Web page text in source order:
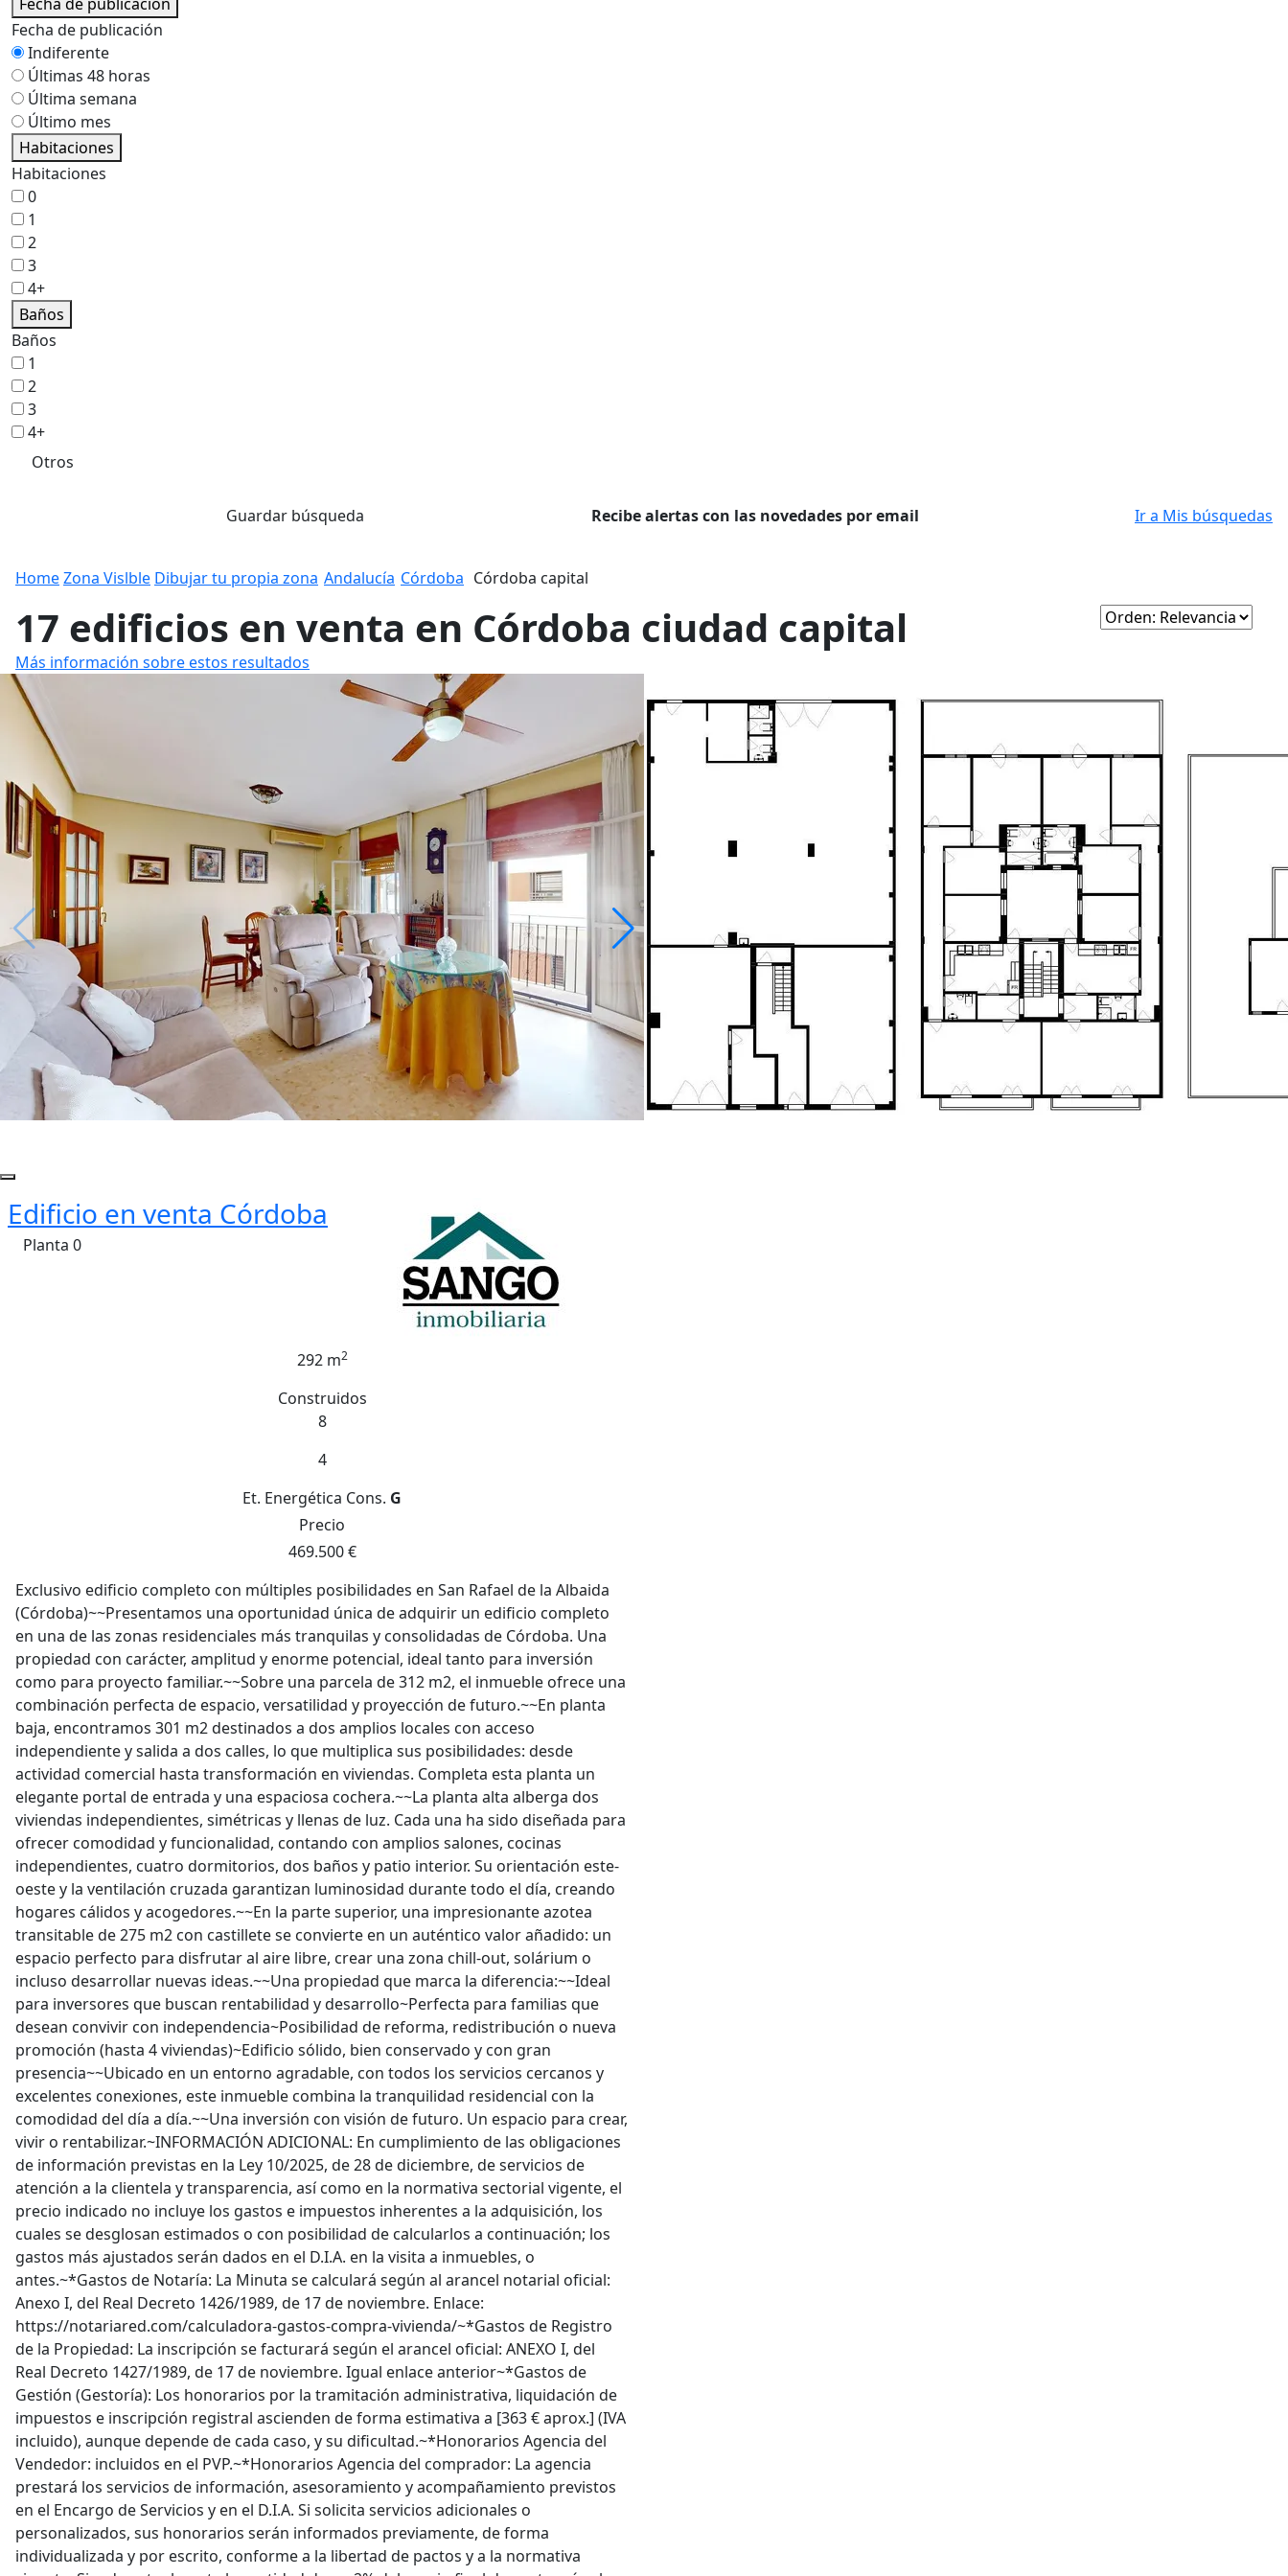
Fecha de publicación
Indiferente
Últimas 48 horas
Última semana
Último mes
Habitaciones
Habitaciones
0
1
2
3
4+
Baños
Baños
1
2
3
4+
Otros
Guardar búsqueda Recibe alertas con las novedades por email Ir a Mis búsquedas
HomeZona Vislble Dibujar tu propia zona Andalucía Córdoba Córdoba capital
17 edificios en venta en Córdoba ciudad capital
Más información sobre estos resultados
Edificio en venta Córdoba
Planta 0
292 m2
Construidos
8
4
Et. Energética Cons. G
Precio
469.500 €
Exclusivo edificio completo con múltiples posibilidades en San Rafael de la Albaida
(Córdoba)~~Presentamos una oportunidad única de adquirir un edificio completo
en una de las zonas residenciales más tranquilas y consolidadas de Córdoba. Una
propiedad con carácter, amplitud y enorme potencial, ideal tanto para inversión
como para proyecto familiar.~~Sobre una parcela de 312 m2, el inmueble ofrece una
combinación perfecta de espacio, versatilidad y proyección de futuro.~~En planta
baja, encontramos 301 m2 destinados a dos amplios locales con acceso
independiente y salida a dos calles, lo que multiplica sus posibilidades: desde
actividad comercial hasta transformación en viviendas. Completa esta planta un
elegante portal de entrada y una espaciosa cochera.~~La planta alta alberga dos
viviendas independientes, simétricas y llenas de luz. Cada una ha sido diseñada para
ofrecer comodidad y funcionalidad, contando con amplios salones, cocinas
independientes, cuatro dormitorios, dos baños y patio interior. Su orientación este-
oeste y la ventilación cruzada garantizan luminosidad durante todo el día, creando
hogares cálidos y acogedores.~~En la parte superior, una impresionante azotea
transitable de 275 m2 con castillete se convierte en un auténtico valor añadido: un
espacio perfecto para disfrutar al aire libre, crear una zona chill-out, solárium o
incluso desarrollar nuevas ideas.~~Una propiedad que marca la diferencia:~~Ideal
para inversores que buscan rentabilidad y desarrollo~Perfecta para familias que
desean convivir con independencia~Posibilidad de reforma, redistribución o nueva
promoción (hasta 4 viviendas)~Edificio sólido, bien conservado y con gran
presencia~~Ubicado en un entorno agradable, con todos los servicios cercanos y
excelentes conexiones, este inmueble combina la tranquilidad residencial con la
comodidad del día a día.~~Una inversión con visión de futuro. Un espacio para crear,
vivir o rentabilizar.~INFORMACIÓN ADICIONAL: En cumplimiento de las obligaciones
de información previstas en la Ley 10/2025, de 28 de diciembre, de servicios de
atención a la clientela y transparencia, así como en la normativa sectorial vigente, el
precio indicado no incluye los gastos e impuestos inherentes a la adquisición, los
cuales se desglosan estimados o con posibilidad de calcularlos a continuación; los
gastos más ajustados serán dados en el D.I.A. en la visita a inmuebles, o
antes.~*Gastos de Notaría: La Minuta se calculará según al arancel notarial oficial:
Anexo I, del Real Decreto 1426/1989, de 17 de noviembre. Enlace:
https://notariared.com/calculadora-gastos-compra-vivienda/~*Gastos de Registro
de la Propiedad: La inscripción se facturará según el arancel oficial: ANEXO I, del
Real Decreto 1427/1989, de 17 de noviembre. Igual enlace anterior~*Gastos de
Gestión (Gestoría): Los honorarios por la tramitación administrativa, liquidación de
impuestos e inscripción registral ascienden de forma estimativa a [363 € aprox.] (IVA
incluido), aunque depende de cada caso, y su dificultad.~*Honorarios Agencia del
Vendedor: incluidos en el PVP.~*Honorarios Agencia del comprador: La agencia
prestará los servicios de información, asesoramiento y acompañamiento previstos
en el Encargo de Servicios y en el D.I.A. Si solicita servicios adicionales o
personalizados, sus honorarios serán informados previamente, de forma
individualizada y por escrito, conforme a la libertad de pactos y a la normativa